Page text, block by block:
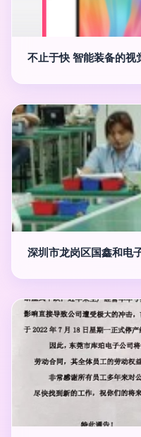
不止于快 智能装备的视
深圳市龙岗区国鑫和电